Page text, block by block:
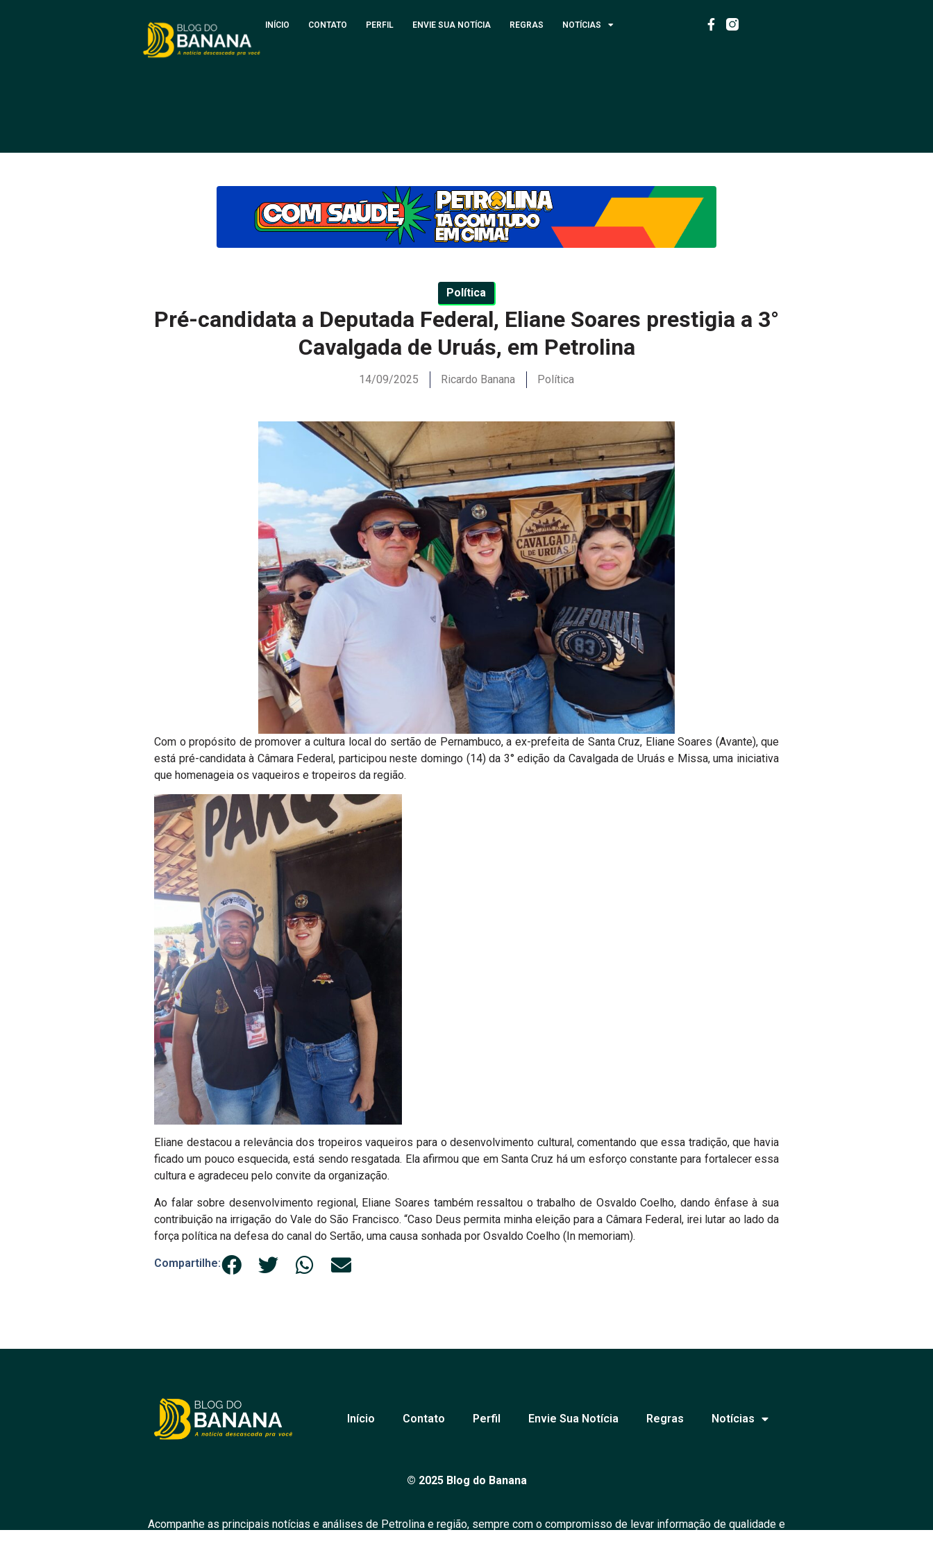
INÍCIO CONTATO PERFIL ENVIE SUA NOTÍCIA REGRAS NOTÍCIAS
Política
Pré-candidata a Deputada Federal, Eliane Soares prestigia a 3°
Cavalgada de Uruás, em Petrolina
14/09/2025 Ricardo Banana Política
Com o propósito de promover a cultura local do sertão de Pernambuco, a ex-prefeita de Santa Cruz, Eliane Soares (Avante), que
está pré-candidata à Câmara Federal, participou neste domingo (14) da 3° edição da Cavalgada de Uruás e Missa, uma iniciativa
que homenageia os vaqueiros e tropeiros da região.
Eliane destacou a relevância dos tropeiros vaqueiros para o desenvolvimento cultural, comentando que essa tradição, que havia
ficado um pouco esquecida, está sendo resgatada. Ela afirmou que em Santa Cruz há um esforço constante para fortalecer essa
cultura e agradeceu pelo convite da organização.
Ao falar sobre desenvolvimento regional, Eliane Soares também ressaltou o trabalho de Osvaldo Coelho, dando ênfase à sua
contribuição na irrigação do Vale do São Francisco. “Caso Deus permita minha eleição para a Câmara Federal, irei lutar ao lado da
força política na defesa do canal do Sertão, uma causa sonhada por Osvaldo Coelho (In memoriam).
Compartilhe:
Início Contato Perfil Envie Sua Notícia Regras Notícias
© 2025 Blog do Banana
Acompanhe as principais notícias e análises de Petrolina e região, sempre com o compromisso de levar informação de qualidade e